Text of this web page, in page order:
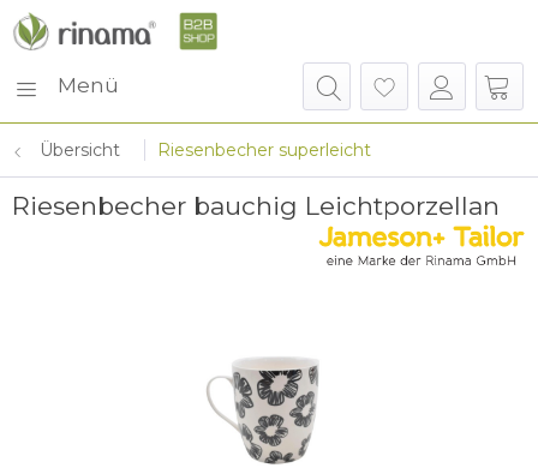
Menü
Übersicht Riesenbecher superleicht
Riesenbecher bauchig Leichtporzellan